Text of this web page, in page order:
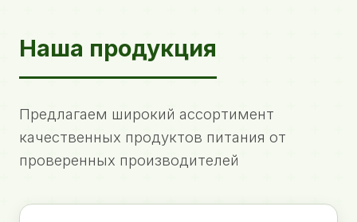
Наша продукция
Предлагаем широкий ассортимент
качественных продуктов питания от
проверенных производителей